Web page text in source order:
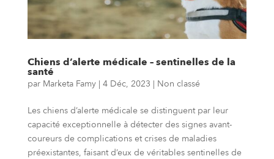
Chiens d’alerte médicale – sentinelles de la
santé
par Marketa Famy| 4 Déc, 2023 | Non classé
Les chiens d’alerte médicale se distinguent par leur
capacité exceptionnelle à détecter des signes avant-
coureurs de complications et crises de maladies
préexistantes, faisant d’eux de véritables sentinelles de